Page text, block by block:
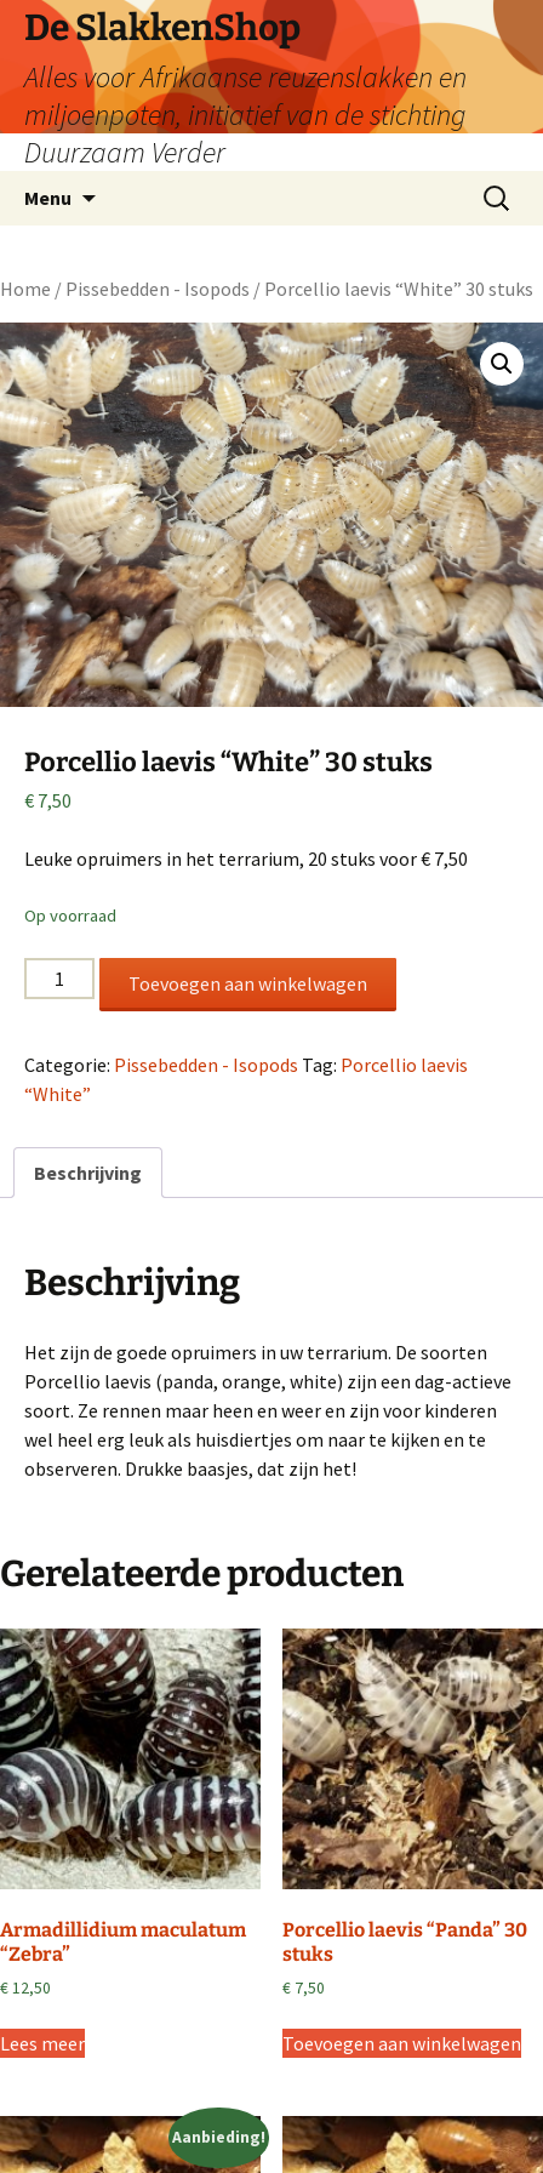
De SlakkenShop
Alles voor Afrikaanse reuzenslakken en
miljoenpoten, initiatief van de stichting
Duurzaam Verder
Menu
Zoeken
naar:
Home / Pissebedden - Isopods / Porcellio laevis “White” 30 stuks
Porcellio laevis “White” 30 stuks
€ 7,50
Leuke opruimers in het terrarium, 20 stuks voor € 7,50
Op voorraad
Porcellio
laevis
30
stuks
Toevoegen aan winkelwagen
Categorie: Pissebedden - Isopods Tag: Porcellio laevis
“White”
Beschrijving
Beschrijving
Het zijn de goede opruimers in uw terrarium. De soorten
Porcellio laevis (panda, orange, white) zijn een dag-actieve
soort. Ze rennen maar heen en weer en zijn voor kinderen
wel heel erg leuk als huisdiertjes om naar te kijken en te
observeren. Drukke baasjes, dat zijn het!
Gerelateerde producten
Armadillidium maculatum
“Zebra”
€12,50
Lees meer
Porcellio laevis “Panda” 30
stuks
€7,50
Toevoegen aan winkelwagen
Aanbieding!